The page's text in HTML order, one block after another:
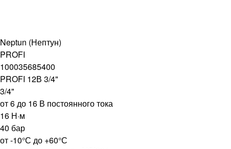
Neptun (Нептун)
PROFI
100035685400
PROFI 12В 3/4"
3/4"
от 6 до 16 В постоянного тока
16 Н·м
40 бар
от -10°С до +60°С